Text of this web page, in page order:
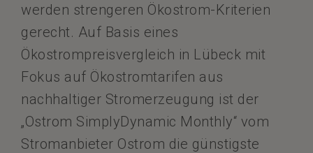
werden strengeren Ökostrom-Kriterien
gerecht. Auf Basis eines
Ökostrompreisvergleich in Lübeck mit
Fokus auf Ökostromtarifen aus
nachhaltiger Stromerzeugung ist der
„Ostrom SimplyDynamic Monthly“ vom
Stromanbieter Ostrom die günstigste